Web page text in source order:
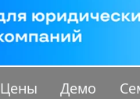
Цены Демо